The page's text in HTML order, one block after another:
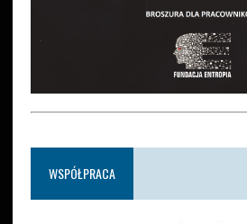
WSPÓŁPRACA